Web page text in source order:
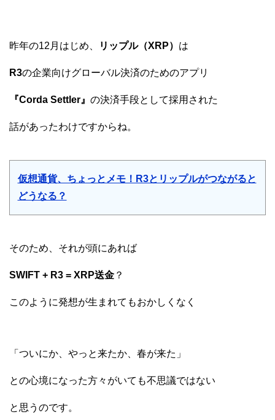
昨年の12月はじめ、 リップル（XRP） は
R3の企業向けグローバル決済のためのアプリ
『Corda Settler』 の決済手段として採用された
話があったわけですからね。
仮想通貨、ちょっとメモ！R3とリップルがつながると
どうなる？
そのため、それが頭にあれば
SWIFT + R3 = XRP送金 ？
このように発想が生まれてもおかしくなく
「ついにか、やっと来たか、春が来た」
との心境になった方々がいても不思議ではない
と思うのです。